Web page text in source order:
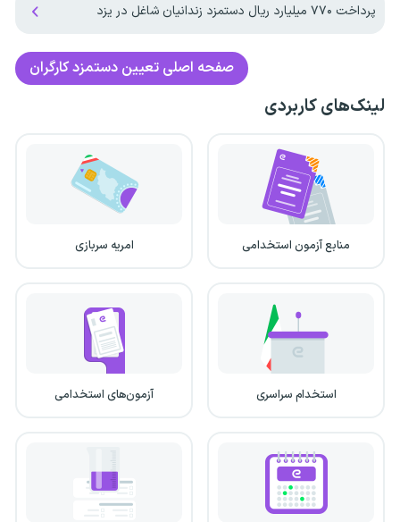
پرداخت ۷۷۰ میلیارد ریال دستمزد زندانیان شاغل در یزد
صفحه اصلی تعیین دستمزد کارگران
لینک‌های کاربردی
منابع آزمون استخدامی امریه سربازی
استخدام سراسری آزمون‌های استخدامی